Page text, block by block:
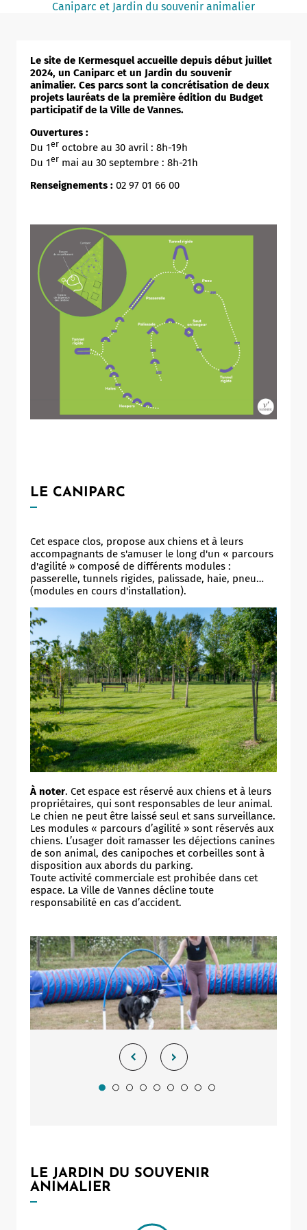
Notaire
Journaliste
Caniparc et Jardin du souvenir animalier
Le site de Kermesquel accueille depuis début juillet
2024, un Caniparc et un Jardin du souvenir
animalier. Ces parcs sont la concrétisation de deux
projets lauréats de la première édition du Budget
participatif de la Ville de Vannes.
Ouvertures :
Du 1er octobre au 30 avril : 8h-19h
Du 1er mai au 30 septembre : 8h-21h
Renseignements : 02 97 01 66 00
LE CANIPARC
Cet espace clos, propose aux chiens et à leurs
accompagnants de s'amuser le long d'un « parcours
d'agilité » composé de différents modules :
passerelle, tunnels rigides, palissade, haie, pneu…
(modules en cours d'installation).
À noter. Cet espace est réservé aux chiens et à leurs
propriétaires, qui sont responsables de leur animal.
Le chien ne peut être laissé seul et sans surveillance.
Les modules « parcours d’agilité » sont réservés aux
chiens. L’usager doit ramasser les déjections canines
de son animal, des canipoches et corbeilles sont à
disposition aux abords du parking.
Toute activité commerciale est prohibée dans cet
espace. La Ville de Vannes décline toute
responsabilité en cas d’accident.
LE JARDIN DU SOUVENIR
ANIMALIER